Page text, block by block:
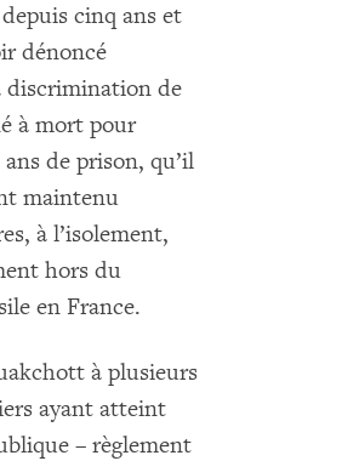
cinq ans et
dénoncé
discrimination de
à mort pour
de prison, qu’il
maintenu
à l’isolement,
hors du
en France.
à plusieurs
ayant atteint
– règlement